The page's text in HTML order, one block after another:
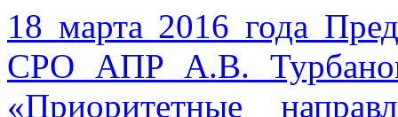
18 марта 2016 года
СРО АПР А.В. Турбанов
«Приоритетные